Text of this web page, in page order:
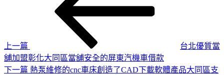
上一篇
台北優質當
舖加盟彰化大同區當舖安全的屏東汽機車借款
下
下一篇 熱泵維修的cnc車床創造了CAD下載軟體產品大同區支